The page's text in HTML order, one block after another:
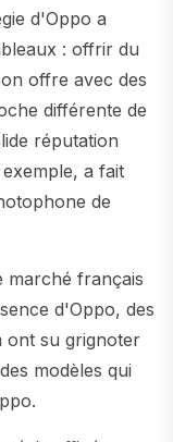
d'Oppo a
: offrir du
offre avec des
différente de
réputation
a fait
de
marché français
d'Oppo, des
ont su grignoter
modèles qui